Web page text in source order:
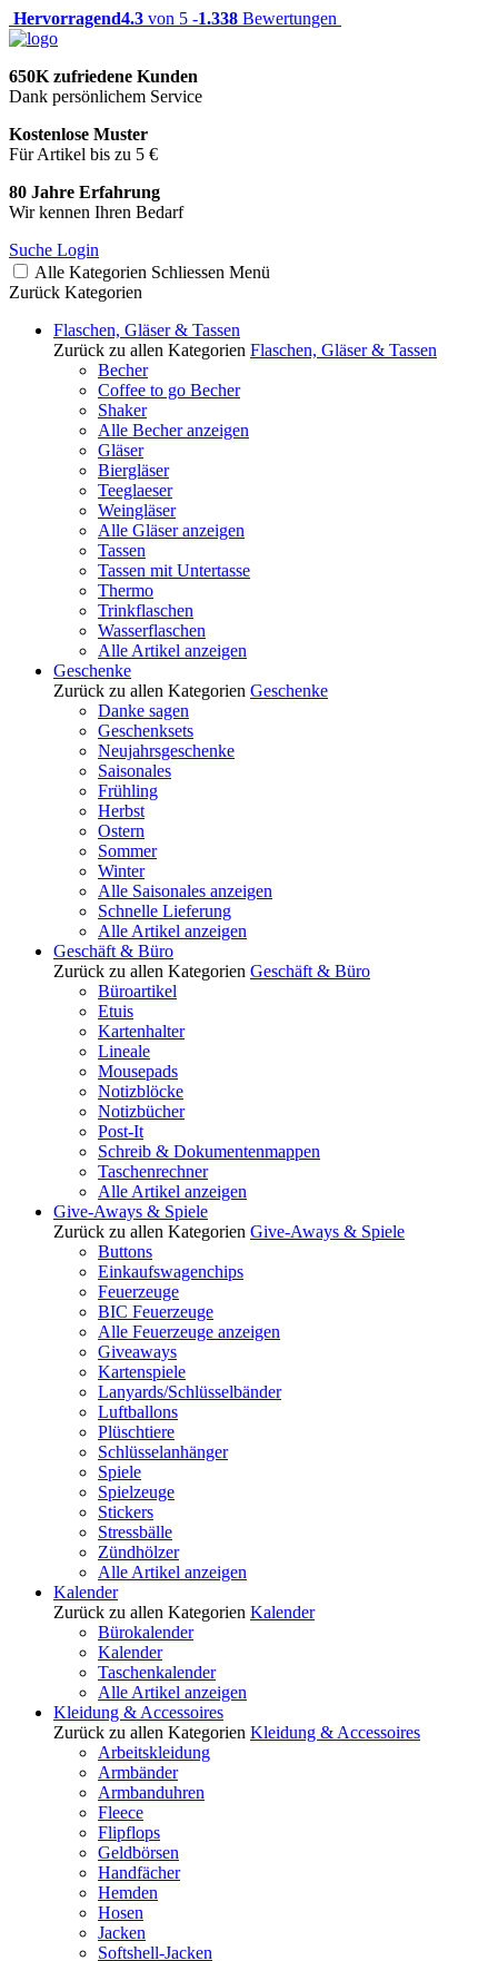
Hervorragend4.3 von 5 -1.338 Bewertungen
650K zufriedene Kunden
Dank persönlichem Service
Kostenlose Muster
Für Artikel bis zu 5 €
80 Jahre Erfahrung
Wir kennen Ihren Bedarf
Suche Login
Alle Kategorien Schliessen Menü
Zurück Kategorien
Flaschen, Gläser & Tassen
Zurück zu allen Kategorien Flaschen, Gläser & Tassen
Becher
Coffee to go Becher
Shaker
Alle Becher anzeigen
Gläser
Biergläser
Teeglaeser
Weingläser
Alle Gläser anzeigen
Tassen
Tassen mit Untertasse
Thermo
Trinkflaschen
Wasserflaschen
Alle Artikel anzeigen
Geschenke
Zurück zu allen Kategorien Geschenke
Danke sagen
Geschenksets
Neujahrsgeschenke
Saisonales
Frühling
Herbst
Ostern
Sommer
Winter
Alle Saisonales anzeigen
Schnelle Lieferung
Alle Artikel anzeigen
Geschäft & Büro
Zurück zu allen Kategorien Geschäft & Büro
Büroartikel
Etuis
Kartenhalter
Lineale
Mousepads
Notizblöcke
Notizbücher
Post-It
Schreib & Dokumentenmappen
Taschenrechner
Alle Artikel anzeigen
Give-Aways & Spiele
Zurück zu allen Kategorien Give-Aways & Spiele
Buttons
Einkaufswagenchips
Feuerzeuge
BIC Feuerzeuge
Alle Feuerzeuge anzeigen
Giveaways
Kartenspiele
Lanyards/Schlüsselbänder
Luftballons
Plüschtiere
Schlüsselanhänger
Spiele
Spielzeuge
Stickers
Stressbälle
Zündhölzer
Alle Artikel anzeigen
Kalender
Zurück zu allen Kategorien Kalender
Bürokalender
Kalender
Taschenkalender
Alle Artikel anzeigen
Kleidung & Accessoires
Zurück zu allen Kategorien Kleidung & Accessoires
Arbeitskleidung
Armbänder
Armbanduhren
Fleece
Flipflops
Geldbörsen
Handfächer
Hemden
Hosen
Jacken
Softshell-Jacken